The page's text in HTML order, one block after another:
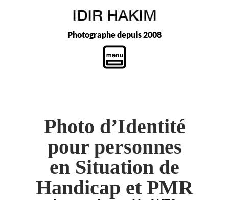
Photographe depuis 2008
Photo d’Identité
pour personnes
en Situation de
Handicap et PMR